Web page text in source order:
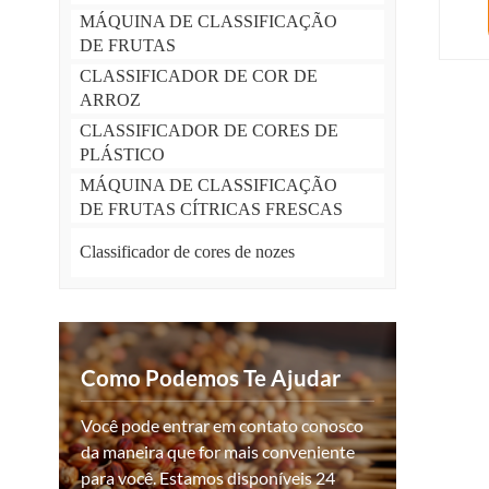
MÁQUINA DE CLASSIFICAÇÃO
DE FRUTAS
CLASSIFICADOR DE COR DE
ARROZ
CLASSIFICADOR DE CORES DE
PLÁSTICO
MÁQUINA DE CLASSIFICAÇÃO
DE FRUTAS CÍTRICAS FRESCAS
Classificador de cores de nozes
Como Podemos Te Ajudar
Você pode entrar em contato conosco
da maneira que for mais conveniente
para você. Estamos disponíveis 24